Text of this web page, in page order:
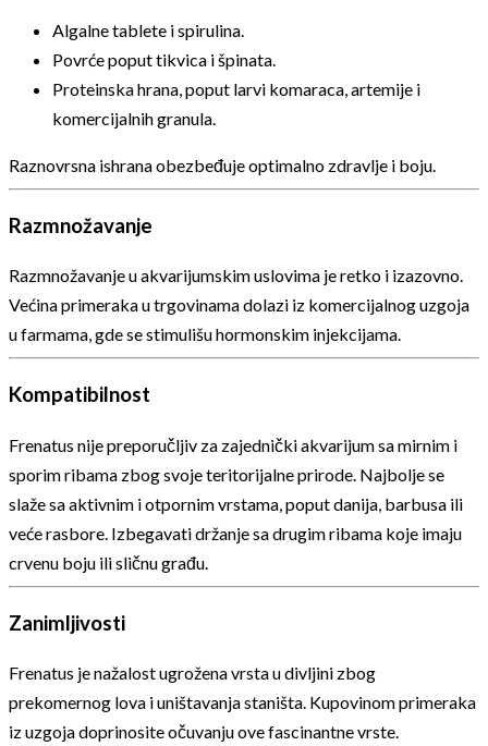
Algalne tablete i spirulina.
Povrće poput tikvica i špinata.
Proteinska hrana, poput larvi komaraca, artemije i
komercijalnih granula.
Raznovrsna ishrana obezbeđuje optimalno zdravlje i boju.
Razmnožavanje
Razmnožavanje u akvarijumskim uslovima je retko i izazovno.
Većina primeraka u trgovinama dolazi iz komercijalnog uzgoja
u farmama, gde se stimulišu hormonskim injekcijama.
Kompatibilnost
Frenatus nije preporučljiv za zajednički akvarijum sa mirnim i
sporim ribama zbog svoje teritorijalne prirode. Najbolje se
slaže sa aktivnim i otpornim vrstama, poput danija, barbusa ili
veće rasbore. Izbegavati držanje sa drugim ribama koje imaju
crvenu boju ili sličnu građu.
Zanimljivosti
Frenatus je nažalost ugrožena vrsta u divljini zbog
prekomernog lova i uništavanja staništa. Kupovinom primeraka
iz uzgoja doprinosite očuvanju ove fascinantne vrste.